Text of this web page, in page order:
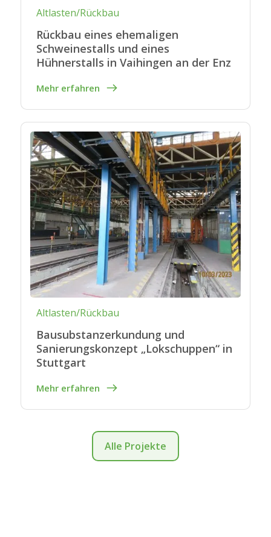
Altlasten/Rückbau
Rückbau eines ehemaligen
Schweinestalls und eines
Hühnerstalls in Vaihingen an der Enz
Mehr erfahren
Altlasten/Rückbau
Bausubstanzerkundung und
Sanierungskonzept „Lokschuppen“ in
Stuttgart
Mehr erfahren
Alle Projekte